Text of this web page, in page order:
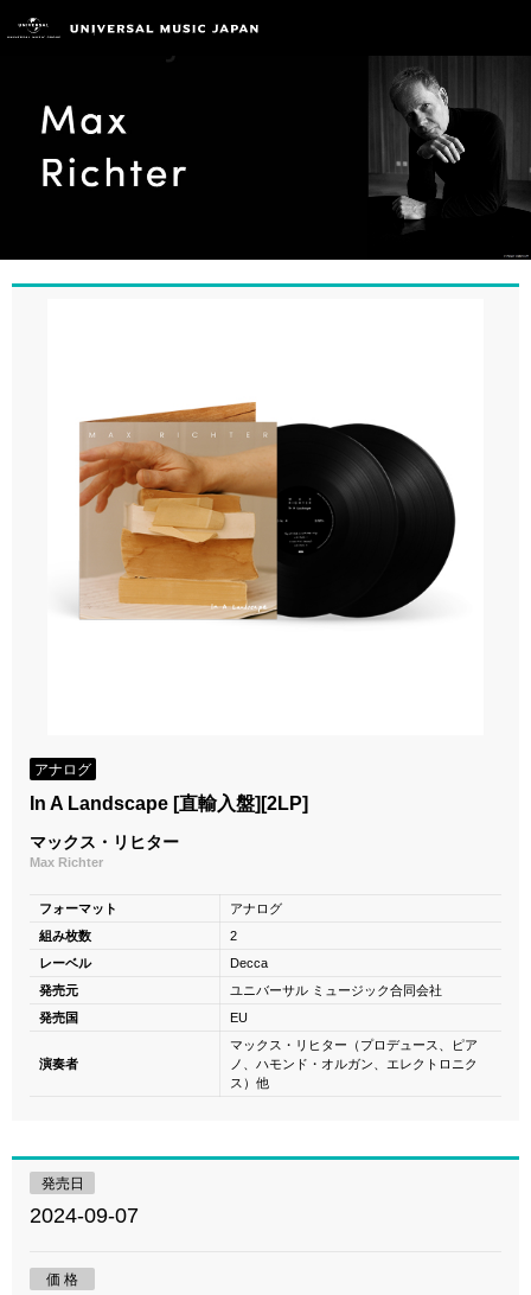
アナログ
In A Landscape [直輸入盤][2LP]
マックス・リヒター
Max Richter
フォーマット
アナログ
組み枚数
2
レーベル
Decca
発売元
ユニバーサル ミュージック合同会社
発売国
EU
演奏者
マックス・リヒター（プロデュース、ピア
ノ、ハモンド・オルガン、エレクトロニク
ス）他
発売日
2024-09-07
価 格